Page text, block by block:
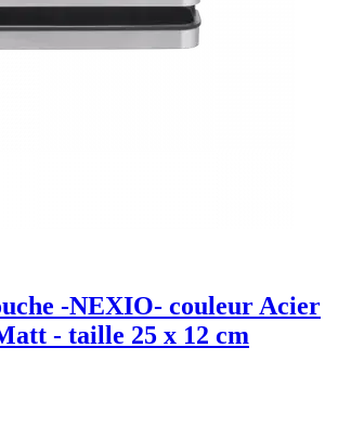
-NEXIO- couleur Acier
- taille 25 x 12 cm